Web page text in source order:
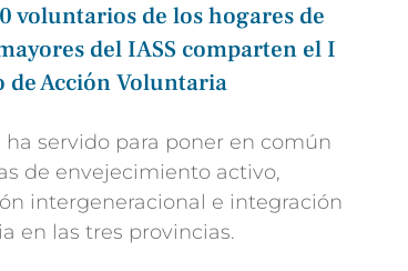
voluntarios de los hogares de
del IASS comparten el I
de Acción Voluntaria
ha servido para poner en común
de envejecimiento activo,
intergeneracional e integración
en las tres provincias.